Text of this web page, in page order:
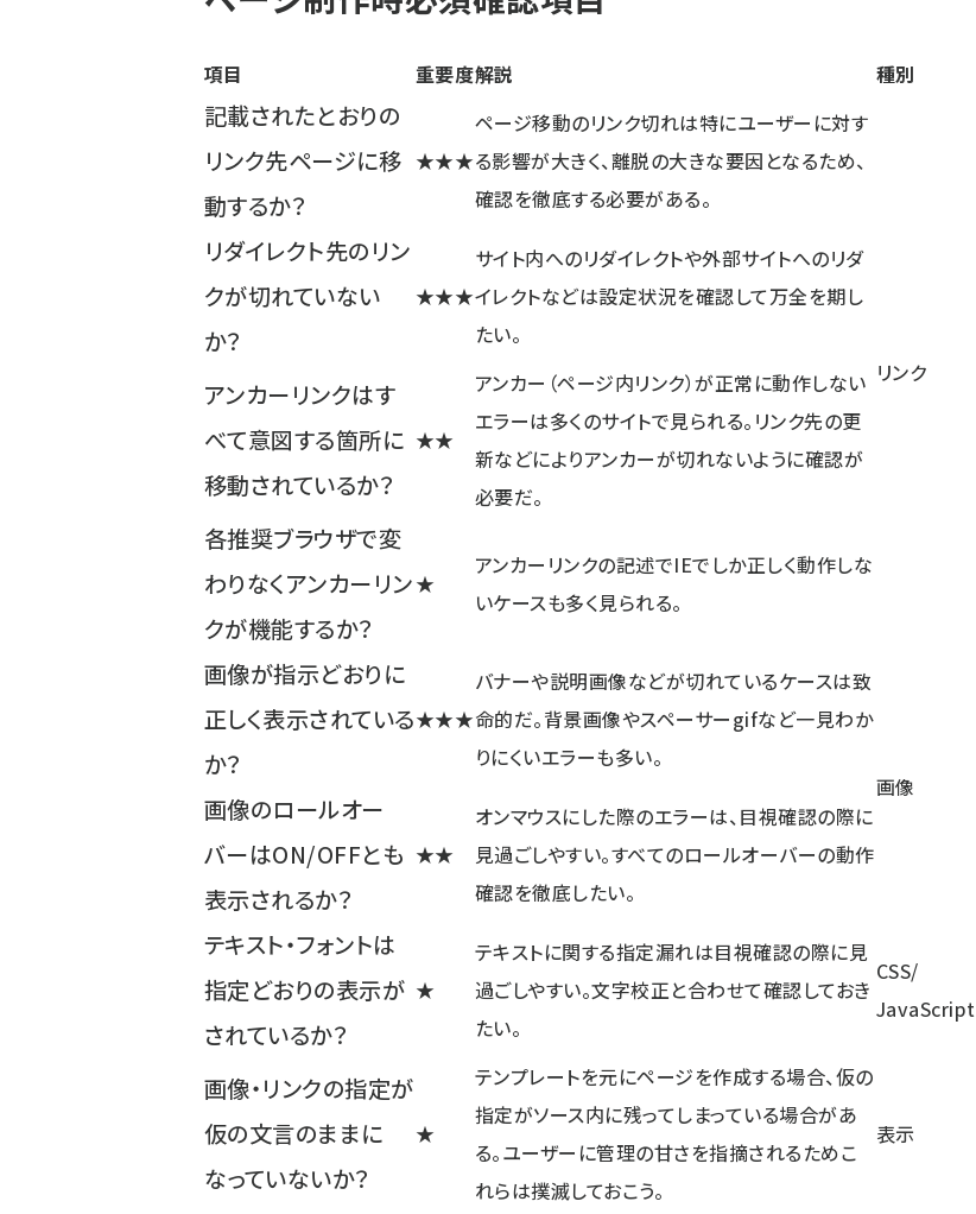
項目 重要度解説 種別
記載されたとおりの
リンク先ページに移
動するか？
★★★
ページ移動のリンク切れは特にユーザーに対す
る影響が大きく、離脱の大きな要因となるため、
確認を徹底する必要がある。
リンク
リダイレクト先のリン
クが切れていない
か？
★★★
サイト内へのリダイレクトや外部サイトへのリダ
イレクトなどは設定状況を確認して万全を期し
たい。
アンカーリンクはす
べて意図する箇所に
移動されているか？
★★
アンカー（ページ内リンク）が正常に動作しない
エラーは多くのサイトで見られる。リンク先の更
新などによりアンカーが切れないように確認が
必要だ。
各推奨ブラウザで変
わりなくアンカーリン
クが機能するか？
★
アンカーリンクの記述でIEでしか正しく動作しな
いケースも多く見られる。
画像が指示どおりに
正しく表示されている
か？
★★★
バナーや説明画像などが切れているケースは致
命的だ。背景画像やスペーサーgifなど一見わか
りにくいエラーも多い。
画像
画像のロールオー
バーはON/OFFとも
表示されるか？
★★
オンマウスにした際のエラーは、目視確認の際に
見過ごしやすい。すべてのロールオーバーの動作
確認を徹底したい。
テキスト・フォントは
指定どおりの表示が
されているか？
★
テキストに関する指定漏れは目視確認の際に見
過ごしやすい。文字校正と合わせて確認しておき
たい。
CSS/
JavaScript
画像・リンクの指定が
仮の文言のままに
なっていないか？
★
テンプレートを元にページを作成する場合、仮の
指定がソース内に残ってしまっている場合があ
る。ユーザーに管理の甘さを指摘されるためこ
れらは撲滅しておこう。
表示